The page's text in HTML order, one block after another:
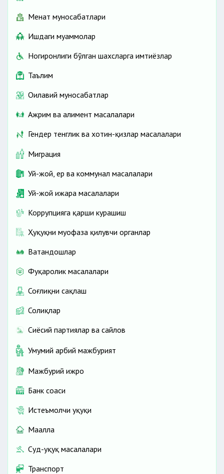
Меҳнат муносабатлари
Ишдаги муаммолар
Ногиронлиги бўлган шахсларга имтиёзлар
Таълим
Оилавий муносабатлар
Ажрим ва алимент масалалари
Гендер тенглик ва хотин-қизлар масалалари
Миграция
Уй-жой, ер ва коммунал масалалари
Уй-жой ижара масалалари
Коррупцияга қарши курашиш
Ҳуқуқни муҳофаза қилувчи органлар
Ватандошлар
Фуқаролик масалалари
Соғлиқни сақлаш
Солиқлар
Сиёсий партиялар ва сайлов
Умумий ҳарбий мажбурият
Мажбурий ижро
Банк соҳаси
Истеъмолчи ҳуқуқи
Маҳалла
Суд-ҳуқуқ масалалари
Транспорт